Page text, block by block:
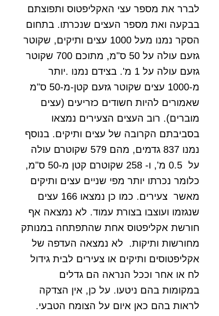
לברר את מספר עצי האקליפטוס ותפוצתם
בבקעה ואת מספר העצים שנכרתו. בתחום
הסקר נמנו מעל 1000 עצים ותיקים, שקוטר
גזעם עולה על 50 ס"מ, מתוכם 700 שקוטר
גזעם עולה על 1 מ'. בצידם נמנו .יותר
מ-1000 עצים שקוטר גזעם קטן-מ-50 ס"מ
שאמורים להיות חשודים כזריעים (עצים
מוברים). רוב העצים הצעירים נמצאו
בסביבתם הקרובה של עצים ותיקים. בנוסף
נמנו 837 גדמים, מהם 579 שקוטרם עולה
על 0.5 מ', ו- 258 שקוטרם קטן מ-50 ס"מ,
כלומר נכרתו יותר מפי שניים עצים ותיקים
מאשר צעירים. כמו כן נמצאו 166 עצים
שנגזמו ועוצבו בצורת עמוד. לא נמצאה אף
חורשת אקליפטוס אחת שהתפתחה במנותק
מחורשות ותיקות. לא נמצאה העדפה של
אקליפטוסים ותיקים או צעירים לבית גידול
לח או אחר וככל הנראה הם גדלים
במקומות בהם ניטעו. על כן, אין הצדקה
לראות בהם כאן איום על הצומח הטבעי.